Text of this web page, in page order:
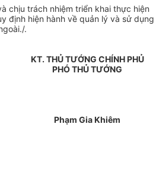
chịu trách nhiệm triển khai thực hiện
định hiện hành về quản lý và sử dụng
.
KT. THỦ TƯỚNG CHÍNH PHỦ
PHÓ THỦ TƯỚNG
Phạm Gia Khiêm